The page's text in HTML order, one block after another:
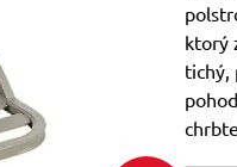
ktorý
tichý,